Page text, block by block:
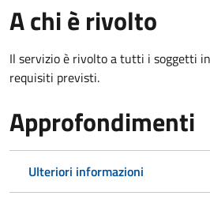
A chi è rivolto
Il servizio è rivolto a tutti i soggetti
requisiti previsti.
Approfondimenti
Ulteriori informazioni